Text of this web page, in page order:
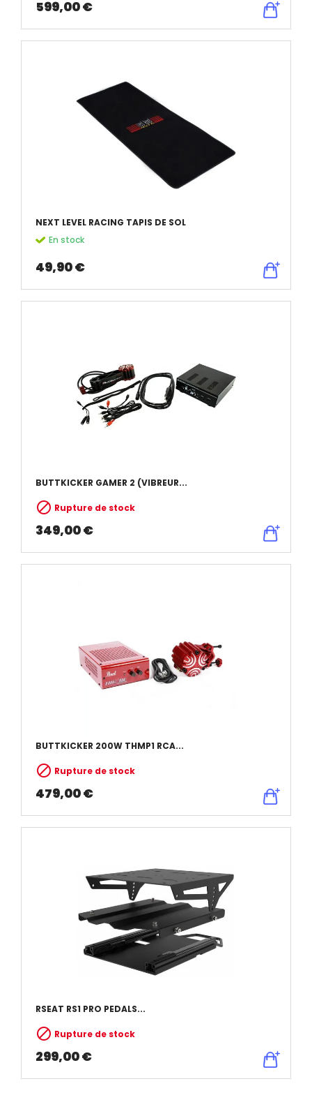
599,00 €
NEXT LEVEL RACING TAPIS DE SOL
En stock
49,90 €
BUTTKICKER GAMER 2 (VIBREUR...
 Rupture de stock
349,00 €
BUTTKICKER 200W THMP1 RCA...
 Rupture de stock
479,00 €
RSEAT RS1 PRO PEDALS...
 Rupture de stock
299,00 €